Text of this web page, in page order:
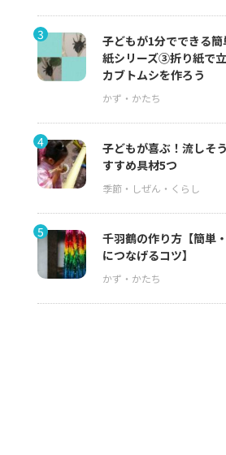
3
子どもが1分でできる簡
紙シリーズ③折り紙で
カブトムシを作ろう
4
子どもが喜ぶ！流しそ
すすめ具材5つ
5
千羽鶴の作り方【簡単
につなげるコツ】